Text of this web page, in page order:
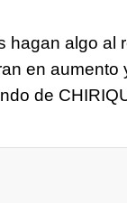
hagan algo al
en aumento
de